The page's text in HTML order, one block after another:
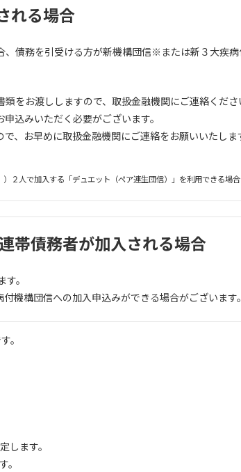
れる場合
債務を引受ける方が新機構団信※または新３大疾
をお渡ししますので、取扱金融機関にご連絡くださ
込みいただく必要がございます。
、お早めに取扱金融機関にご連絡をお願いいたしま
人で加入する「デュエット（ペア連生団信）」を利用できる場合
債務者が加入される場合
。
機構団信への加入申込みができる場合がございます。
。
します。
。